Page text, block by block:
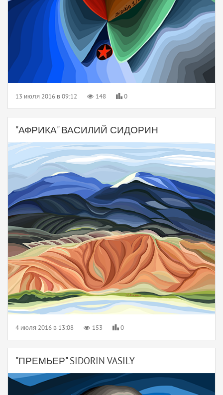
13 июля 2016 в 09:12 148 0
"АФРИКА" ВАСИЛИЙ СИДОРИН
4 июля 2016 в 13:08 153 0
"ПРЕМЬЕР" SIDORIN VASILY